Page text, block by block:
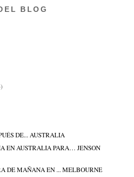
BLOG
DE... AUSTRALIA
EN AUSTRALIA PARA… JENSON
DE MAÑANA EN ... MELBOURNE